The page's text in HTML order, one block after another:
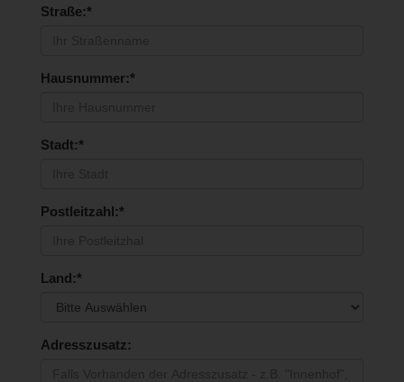
Straße:*
Hausnummer:*
Stadt:*
Postleitzahl:*
Land:*
Adresszusatz: